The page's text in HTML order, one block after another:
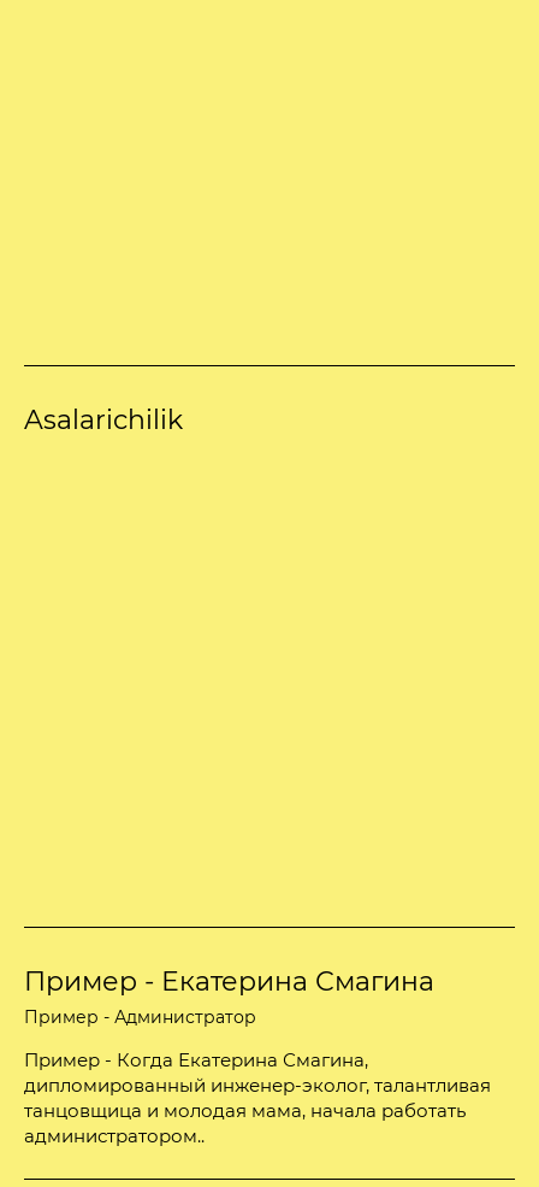
Asalarichilik
Пример - Екатерина Смагина
Пример - Администратор
Пример - Когда Екатерина Смагина,
дипломированный инженер-эколог, талантливая
танцовщица и молодая мама, начала работать
администратором..